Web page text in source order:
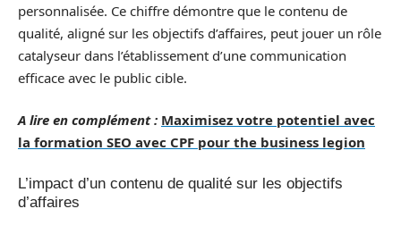
personnalisée. Ce chiffre démontre que le contenu de
qualité, aligné sur les objectifs d’affaires, peut jouer un rôle
catalyseur dans l’établissement d’une communication
efficace avec le public cible.
A lire en complément : Maximisez votre potentiel avec
la formation SEO avec CPF pour the business legion
L’impact d’un contenu de qualité sur les objectifs
d’affaires